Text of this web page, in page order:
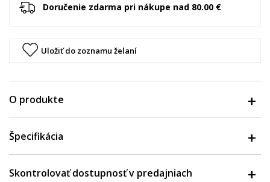
Doručenie zdarma pri nákupe nad 80.00 €
Uložiť do zoznamu želaní
O produkte
Špecifikácia
Skontrolovať dostupnosť v predajniach